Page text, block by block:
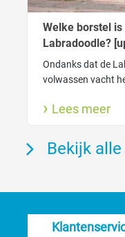
Welke borstel
Labradoodle?
Ondanks dat de
volwassen vacht
nodig. Zo houdt je
Lees meer
Bekijk